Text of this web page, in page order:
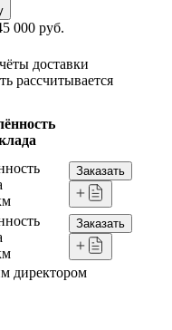
000 руб.
доставки
рассчитывается
Заказать
Заказать
директором